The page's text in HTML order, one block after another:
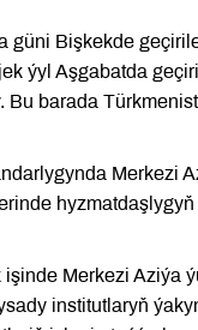
güni Bişkekde
ýyl Aşgabatda
barada
Merkezi
Merkezi Aziýa
institutlaryň